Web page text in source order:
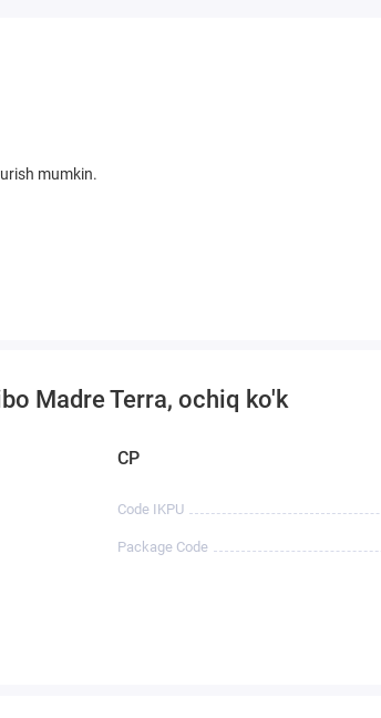
mumkin.
Madre Terra, ochiq ko'k
CP
Code IKPU
Package Code